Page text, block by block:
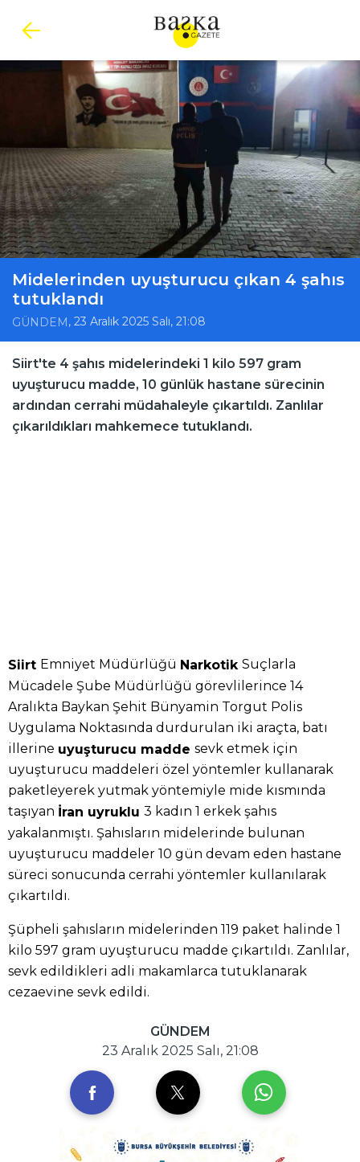
Midelerinden uyuşturucu çıkan 4 şahıs
tutuklandı
GÜNDEM, 23 Aralık 2025 Salı, 21:08
Siirt'te 4 şahıs midelerindeki 1 kilo 597 gram
uyuşturucu madde, 10 günlük hastane sürecinin
ardından cerrahi müdahaleyle çıkartıldı. Zanlılar
çıkarıldıkları mahkemece tutuklandı.
Siirt Emniyet Müdürlüğü Narkotik Suçlarla
Mücadele Şube Müdürlüğü görevlilerince 14
Aralıkta Baykan Şehit Bünyamin Torgut Polis
Uygulama Noktasında durdurulan iki araçta, batı
illerine uyuşturucu madde sevk etmek için
uyuşturucu maddeleri özel yöntemler kullanarak
paketleyerek yutmak yöntemiyle mide kısmında
taşıyan İran uyruklu 3 kadın 1 erkek şahıs
yakalanmıştı. Şahısların midelerinde bulunan
uyuşturucu maddeler 10 gün devam eden hastane
süreci sonucunda cerrahi yöntemler kullanılarak
çıkartıldı.
Şüpheli şahısların midelerinden 119 paket halinde 1
kilo 597 gram uyuşturucu madde çıkartıldı. Zanlılar,
sevk edildikleri adli makamlarca tutuklanarak
cezaevine sevk edildi.
GÜNDEM
23 Aralık 2025 Salı, 21:08